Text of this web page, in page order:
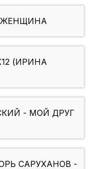
ЖЕНЩИНА
(ИРИНА
- МОЙ ДРУГ
САРУХАНОВ -